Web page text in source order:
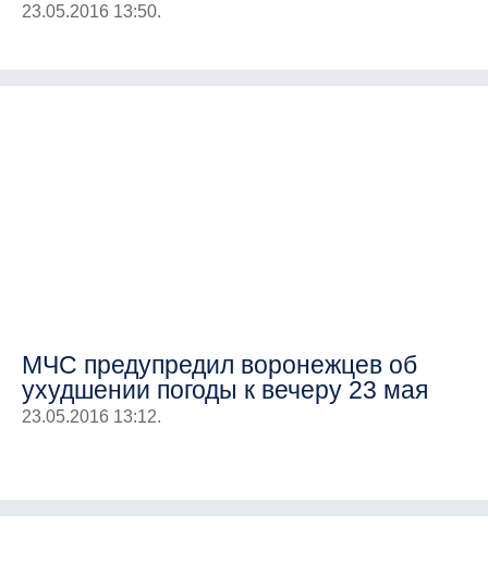
23.05.2016 13:50.
МЧС предупредил воронежцев об
ухудшении погоды к вечеру 23 мая
23.05.2016 13:12.